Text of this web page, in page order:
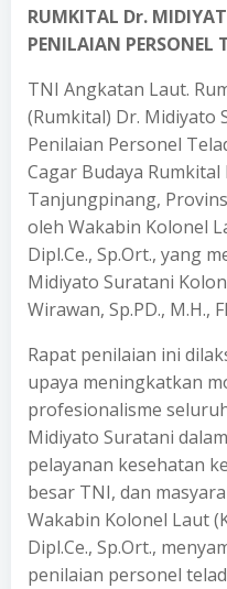
RUMKITAL Dr.
PENILAIAN
TNI Angkatan Laut.
(Rumkital) Dr. Midiyato
Penilaian Personel
Cagar Budaya
Tanjungpinang,
oleh Wakabin Kolonel
Dipl.Ce., Sp.Ort., yang
Midiyato Suratani
Wirawan, Sp.PD., M.H.,
Rapat penilaian ini
upaya meningkatkan
profesionalisme
Midiyato Suratani
pelayanan kesehatan
besar TNI, dan
Wakabin Kolonel Laut
Dipl.Ce., Sp.Ort.,
penilaian personel